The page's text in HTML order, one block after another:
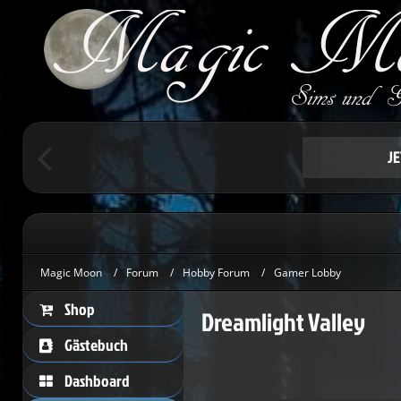
Um
Magic Moon Forum Hobby Forum Gamer Lobby
Shop
Gästebuch
Dashboard
Dreamlight Valley